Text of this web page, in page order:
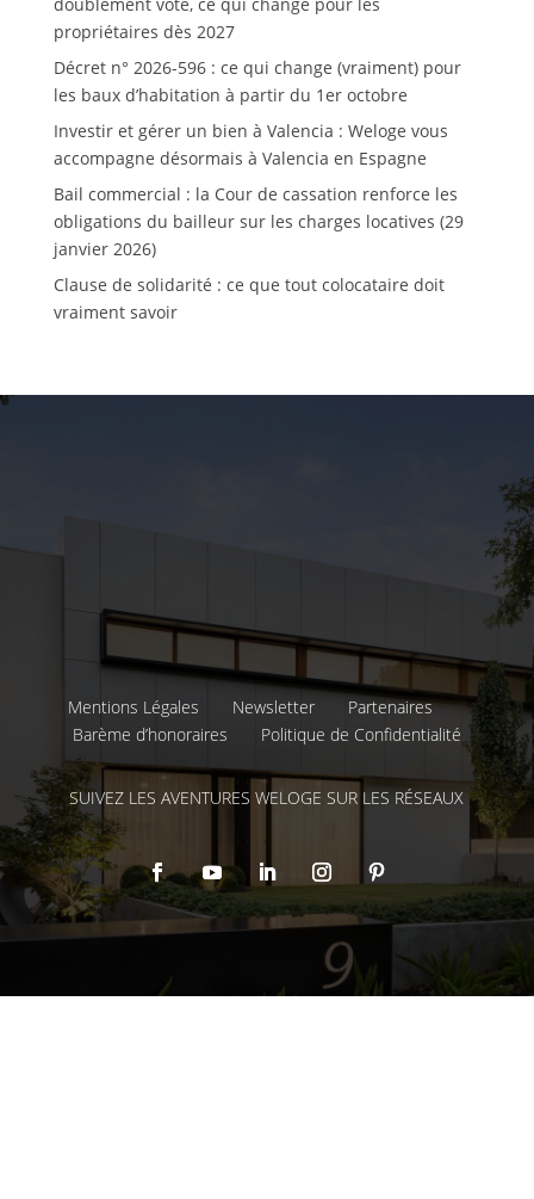
propriétaires dès 2027
Décret n° 2026-596 : ce qui change (vraiment) pour
les baux d’habitation à partir du 1er octobre
Investir et gérer un bien à Valencia : Weloge vous
accompagne désormais à Valencia en Espagne
Bail commercial : la Cour de cassation renforce les
obligations du bailleur sur les charges locatives (29
janvier 2026)
Clause de solidarité : ce que tout colocataire doit
vraiment savoir
Mentions Légales Newsletter
Partenaires
Barème d’honoraires
Politique de Confidentialité
SUIVEZ LES AVENTURES WELOGE SUR LES RÉSEAUX